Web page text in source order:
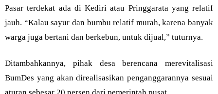
Pasar terdekat ada di Kediri atau Pringgarata yang relatif
jauh. “Kalau sayur dan bumbu relatif murah, karena banyak
warga juga bertani dan berkebun, untuk dijual,” tuturnya.
Ditambahkannya, pihak desa berencana merevitalisasi
BumDes yang akan direalisasikan penganggarannya sesuai